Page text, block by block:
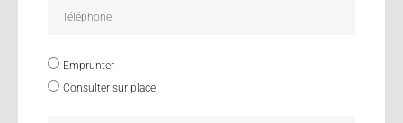
Emprunter
Consulter sur place